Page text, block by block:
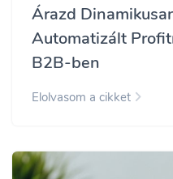
Árazd
Automatizált
B2B-ben
Elolvasom a cikket